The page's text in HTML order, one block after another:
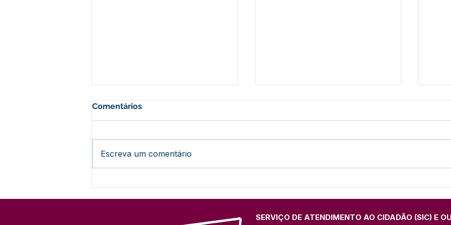
Açaí na Expo Juruá
Comentários
Escreva um comentário
SERVIÇO DE ATENDIMENTO AO CIDADÃO (SIC) E